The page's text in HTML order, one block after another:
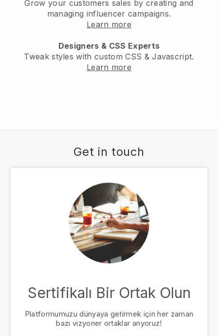
Grow your customers sales by creating and
managing influencer campaigns.
Learn more
Designers & CSS Experts
Tweak styles with custom CSS & Javascript.
Learn more
Get in touch
Sertifikalı Bir Ortak Olun
Platformumuzu dünyaya getirmek için her zaman
bazı vizyoner ortaklar arıyoruz!